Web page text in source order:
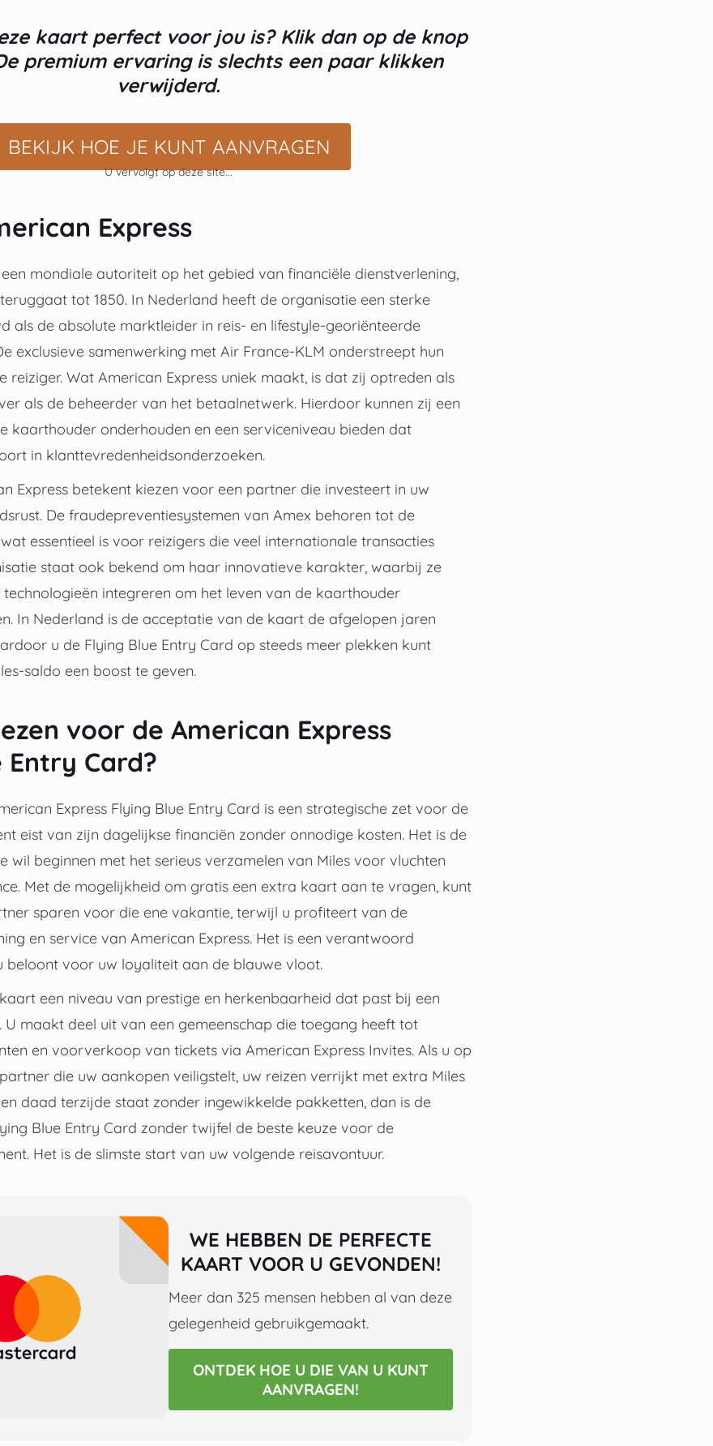
kaart perfect voor jou is? Klik dan op de knop
premium ervaring is slechts een paar klikken
verwijderd.
BEKIJK HOE JE KUNT AANVRAGEN
U vervolgt op deze site...
Express
mondiale autoriteit op het gebied van financiële dienstverlening,
tot 1850. In Nederland heeft de organisatie een sterke
als de absolute marktleider in reis- en lifestyle-georiënteerde
exclusieve samenwerking met Air France-KLM onderstreept hun
reiziger. Wat American Express uniek maakt, is dat zij optreden als
als de beheerder van het betaalnetwerk. Hierdoor kunnen zij een
kaarthouder onderhouden en een serviceniveau bieden dat
in klanttevredenheidsonderzoeken.
Express betekent kiezen voor een partner die investeert in uw
De fraudepreventiesystemen van Amex behoren tot de
essentieel is voor reizigers die veel internationale transacties
staat ook bekend om haar innovatieve karakter, waarbij ze
integreren om het leven van de kaarthouder
In Nederland is de acceptatie van de kaart de afgelopen jaren
u de Flying Blue Entry Card op steeds meer plekken kunt
saldo een boost te geven.
voor de American Express
Entry Card?
Express Flying Blue Entry Card is een strategische zet voor de
eist van zijn dagelijkse financiën zonder onnodige kosten. Het is de
wil beginnen met het serieus verzamelen van Miles voor vluchten
Met de mogelijkheid om gratis een extra kaart aan te vragen, kunt
sparen voor die ene vakantie, terwijl u profiteert van de
en service van American Express. Het is een verantwoord
beloont voor uw loyaliteit aan de blauwe vloot.
een niveau van prestige en herkenbaarheid dat past bij een
U maakt deel uit van een gemeenschap die toegang heeft tot
en voorverkoop van tickets via American Express Invites. Als u op
die uw aankopen veiligstelt, uw reizen verrijkt met extra Miles
daad terzijde staat zonder ingewikkelde pakketten, dan is de
Blue Entry Card zonder twijfel de beste keuze voor de
Het is de slimste start van uw volgende reisavontuur.
WE HEBBEN DE PERFECTE
KAART VOOR U GEVONDEN!
Meer dan 325 mensen hebben al van deze
gelegenheid gebruikgemaakt.
ONTDEK HOE U DIE VAN U KUNT
AANVRAGEN!